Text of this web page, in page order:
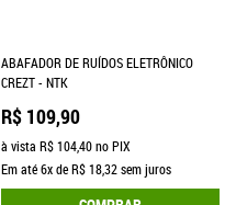
ABAFADOR DE RUÍDOS ELETRÔNICO
CREZT - NTK
R$ 109,90
à vista R$ 104,40no PIX
Em até6xdeR$ 18,32sem juros